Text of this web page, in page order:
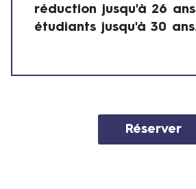
s
r
i
réduction jusqu'à 26
étudiants jusqu'à 30
Réserver